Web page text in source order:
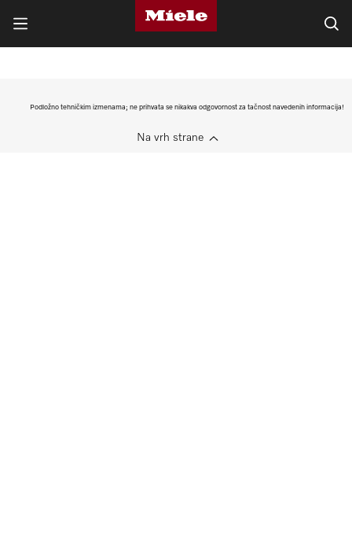
Podložno tehničkim izmenama; ne prihvata se nikakva odgovornost za tačnost navedenih informacija!
Na vrh strane